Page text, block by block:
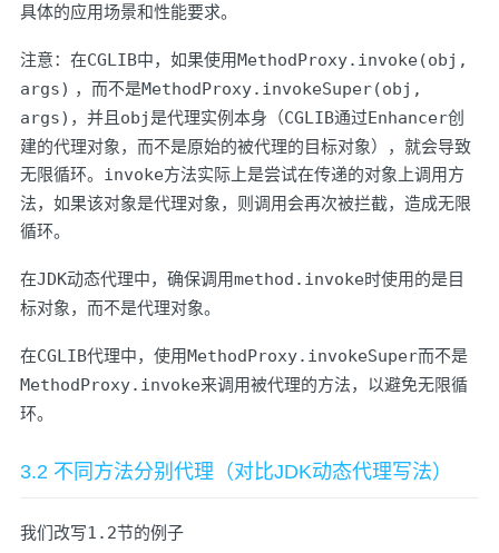
具体的应用场景和性能要求。
注意：在CGLIB中，如果使用MethodProxy.invoke(obj,
args) ，而不是MethodProxy.invokeSuper(obj,
args) ，并且 obj是代理实例本身（CGLIB通过Enhancer创
建的代理对象，而不是原始的被代理的目标对象），就会导致
无限循环。 invoke方法实际上是尝试在传递的对象上调用方
法，如果该对象是代理对象，则调用会再次被拦截，造成无限
循环。
在JDK动态代理中，确保调用method.invoke时使用的是目
标对象，而不是代理对象。
在CGLIB代理中，使用MethodProxy.invokeSuper而不是
MethodProxy.invoke来调用被代理的方法，以避免无限循
环。
3.2 不同方法分别代理（对比JDK动态代理写法）
我们改写1.2节的例子